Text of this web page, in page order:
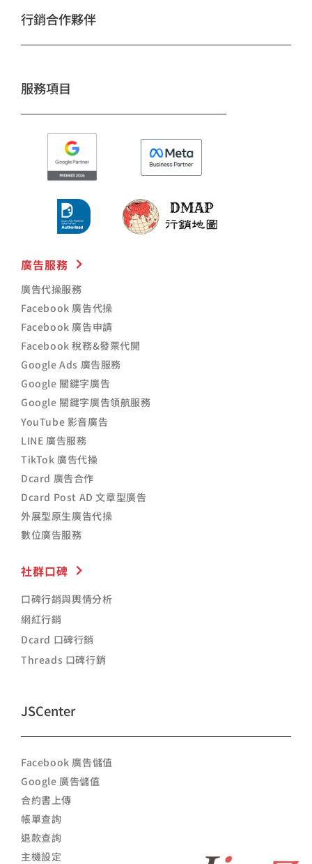
k
a
行銷合作夥伴
服務項目
廣告服務
廣告代操服務
Facebook 廣告代操
Facebook 廣告申請
Facebook 稅務&發票代開
Google Ads 廣告服務
Google 關鍵字廣告
Google 關鍵字廣告領航服務
YouTube 影音廣告
LINE 廣告服務
TikTok 廣告代操
Dcard 廣告合作
Dcard Post AD 文章型廣告
外展型原生廣告代操
數位廣告服務
社群口碑
口碑行銷與輿情分析
網紅行銷
Dcard 口碑行銷
Threads 口碑行銷
JSCenter
Facebook 廣告儲值
Google 廣告儲值
合約書上傳
帳單查詢
退款查詢
主機設定